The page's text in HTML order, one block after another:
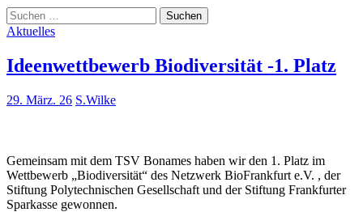
Suchen
nach:
Aktuelles
Ideenwettbewerb Biodiversität -1. Platz
29. März. 26 S.Wilke
Gemeinsam mit dem TSV Bonames haben wir den 1. Platz im
Wettbewerb „Biodiversität“ des Netzwerk BioFrankfurt e.V. , der
Stiftung Polytechnischen Gesellschaft und der Stiftung Frankfurter
Sparkasse gewonnen.